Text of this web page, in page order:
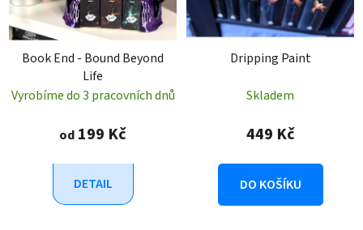
Book End - Bound Beyond
Life
Vyrobíme do 3 pracovních dnů
od 199 Kč
DETAIL
Dripping Paint
Skladem
449 Kč
DO KOŠÍKU